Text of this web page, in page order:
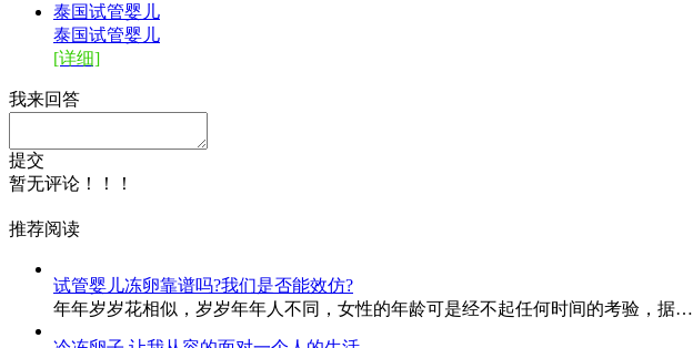
泰国试管婴儿
泰国试管婴儿
[详细]
我来回答
提交
暂无评论！！！
推荐阅读
试管婴儿冻卵靠谱吗?我们是否能效仿?
年年岁岁花相似，岁岁年年人不同，女性的年龄可是经不起任何时间的考验，据…